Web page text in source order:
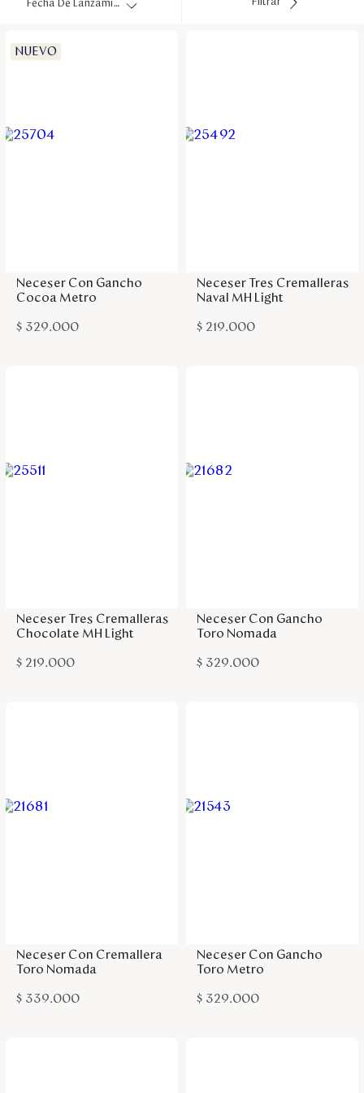
Panamá
USA
Venezuela
Fecha De Lanzamiento Filtrar
NUEVO
Neceser Con Gancho
Cocoa Metro
$ 329.000
Neceser Tres Cremalleras
Naval MH Light
$ 219.000
Neceser Tres Cremalleras
Chocolate MH Light
$ 219.000
Neceser Con Gancho
Toro Nomada
$ 329.000
Neceser Con Cremallera
Toro Nomada
$ 339.000
Neceser Con Gancho
Toro Metro
$ 329.000